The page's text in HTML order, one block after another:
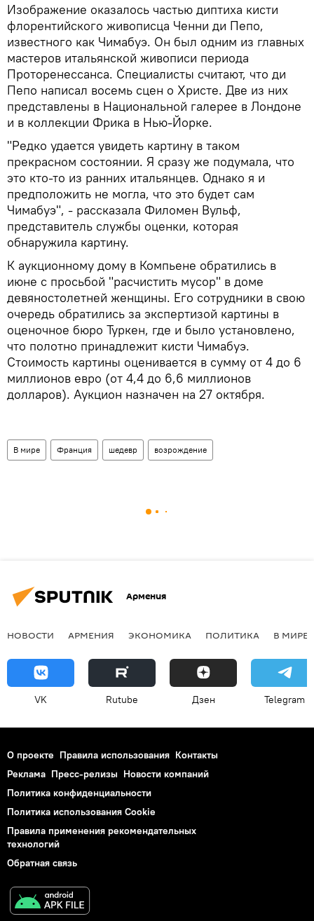
Изображение оказалось частью диптиха кисти
флорентийского живописца Ченни ди Пепо,
известного как Чимабуэ. Он был одним из главных
мастеров итальянской живописи периода
Проторенессанса. Специалисты считают, что ди
Пепо написал восемь сцен о Христе. Две из них
представлены в Национальной галерее в Лондоне
и в коллекции Фрика в Нью-Йорке.
"Редко удается увидеть картину в таком
прекрасном состоянии. Я сразу же подумала, что
это кто-то из ранних итальянцев. Однако я и
предположить не могла, что это будет сам
Чимабуэ", - рассказала Филомен Вульф,
представитель службы оценки, которая
обнаружила картину.
К аукционному дому в Компьене обратились в
июне с просьбой "расчистить мусор" в доме
девяностолетней женщины. Его сотрудники в свою
очередь обратились за экспертизой картины в
оценочное бюро Туркен, где и было установлено,
что полотно принадлежит кисти Чимабуэ.
Стоимость картины оценивается в сумму от 4 до 6
миллионов евро (от 4,4 до 6,6 миллионов
долларов). Аукцион назначен на 27 октября.
В мире Франция шедевр возрождение
Армения
НОВОСТИ АРМЕНИЯ ЭКОНОМИКА ПОЛИТИКА В МИРЕ
VK Rutube Дзен Telegram
О проекте Правила использования Контакты
Реклама Пресс-релизы Новости компаний
Политика конфиденциальности
Политика использования Cookie
Правила применения рекомендательных
технологий
Обратная связь